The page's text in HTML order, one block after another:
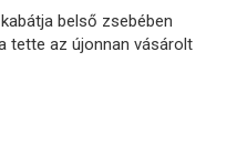
belső zsebében
tette az újonnan vásárolt